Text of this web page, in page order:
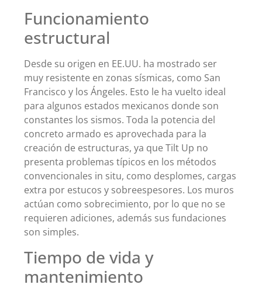
Funcionamiento
estructural
Desde su origen en EE.UU. ha mostrado ser
muy resistente en zonas sísmicas, como San
Francisco y los Ángeles. Esto le ha vuelto ideal
para algunos estados mexicanos donde son
constantes los sismos. Toda la potencia del
concreto armado es aprovechada para la
creación de estructuras, ya que Tilt Up no
presenta problemas típicos en los métodos
convencionales in situ, como desplomes, cargas
extra por estucos y sobreespesores. Los muros
actúan como sobrecimiento, por lo que no se
requieren adiciones, además sus fundaciones
son simples.
Tiempo de vida y
mantenimiento